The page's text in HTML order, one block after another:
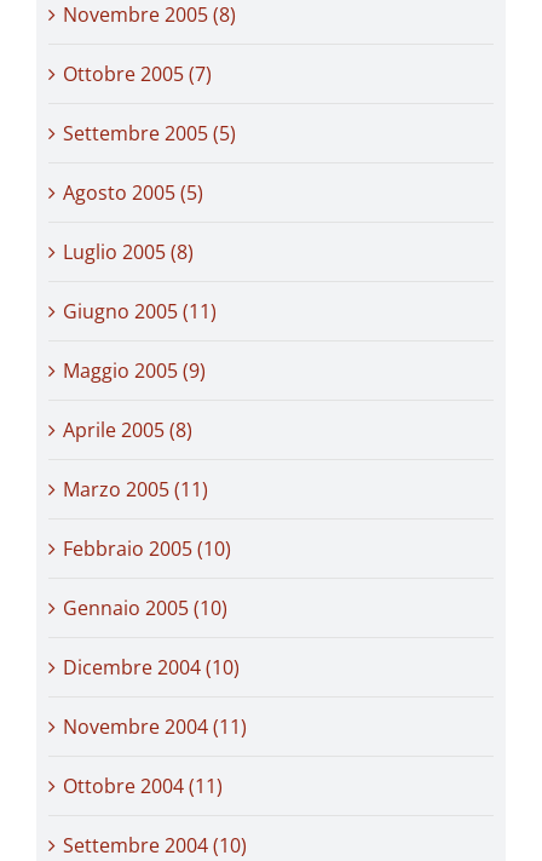
Novembre 2005 (8)
Ottobre 2005 (7)
Settembre 2005 (5)
Agosto 2005 (5)
Luglio 2005 (8)
Giugno 2005 (11)
Maggio 2005 (9)
Aprile 2005 (8)
Marzo 2005 (11)
Febbraio 2005 (10)
Gennaio 2005 (10)
Dicembre 2004 (10)
Novembre 2004 (11)
Ottobre 2004 (11)
Settembre 2004 (10)